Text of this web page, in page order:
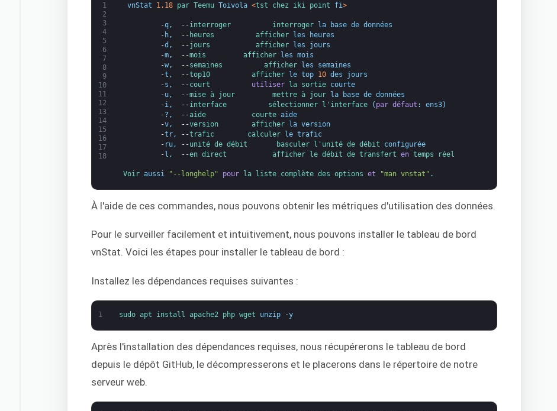
1
2
3
4
5
6
7
8
9
10
11
12
13
14
15
16
17
18
vnStat 1.18 par Teemu Toivola <tst chez iki point fi>
-q, --interroger interroger
la base de données
- h, -- heures afficher
les heures
-d , --jours afficher
les jours
-m, --mois afficher les mois
-w, --semaines afficher les semaines
-t , --top10 afficher le top 10 des jours
-s , --court utiliser la sortie courte
-u, --mise à jour mettre à jour
la base de données
-i , --interface sélectionner l'interface ( par défaut : ens3)
-? , --aide courte aide
-v, --version afficher
la version
-tr, --trafic calculer
le trafic
- ru, --unité de débit basculer l'unité de débit configurée
-l , --en direct afficher le débit de transfert en temps réel
Voir aussi "--longhelp" pour la liste complète des options et "man vnstat" .
À l'aide de ces commandes, nous pouvons obtenir les métriques d'utilisation des données.
Pour le surveiller facilement et intuitivement, nous pouvons installer le tableau de bord
vnStat. Voici les étapes pour installer le tableau de bord :
Installez les dépendances requises suivantes :
1 sudo apt install apache2 php wget unzip -y
Après l'installation des dépendances requises, nous récupérerons le tableau de bord
depuis le dépôt GitHub, le décompresserons et le placerons dans le répertoire de notre
serveur web.